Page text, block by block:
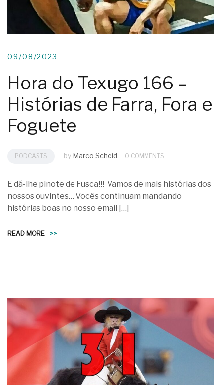
09/08/2023
Hora do Texugo 166 –
Histórias de Farra, Fora e
Foguete
PODCASTS by Marco Scheid 0 COMMENTS
E dá-lhe pinote de Fusca!!! Vamos de mais histórias dos
nossos ouvintes… Vocês continuam mandando
histórias boas no nosso email […]
READ MORE >>